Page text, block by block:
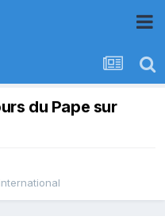
du Pape sur